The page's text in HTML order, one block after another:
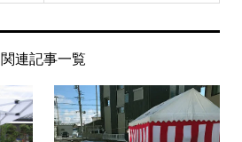
関連記事一覧